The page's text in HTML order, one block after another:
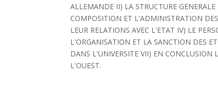
ALLEMANDE II) LA STRUCTURE
COMPOSITION ET L'ADMINISTRATION
LEUR RELATIONS AVEC L'ETAT IV) LE
L'ORGANISATION ET LA SANCTION DES
DANS L'UNIVERSITE VII) EN CONCLUSION
L'OUEST.